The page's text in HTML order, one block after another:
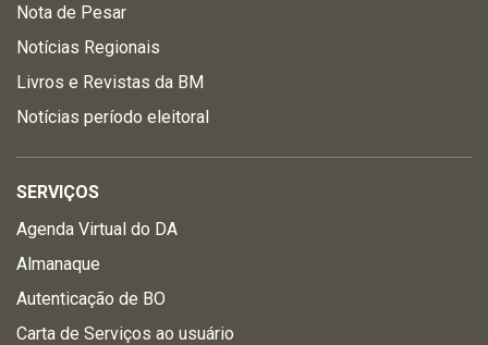
Nota de Pesar
Notícias Regionais
Livros e Revistas da BM
Notícias período eleitoral
SERVIÇOS
Agenda Virtual do DA
Almanaque
Autenticação de BO
Carta de Serviços ao usuário